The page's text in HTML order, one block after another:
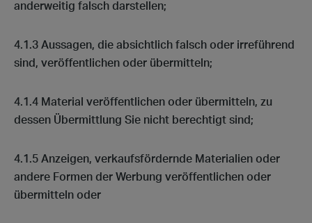
anderweitig falsch darstellen;
4.1.3 Aussagen, die absichtlich falsch oder irreführend
sind, veröffentlichen oder übermitteln;
4.1.4 Material veröffentlichen oder übermitteln, zu
dessen Übermittlung Sie nicht berechtigt sind;
4.1.5 Anzeigen, verkaufsfördernde Materialien oder
andere Formen der Werbung veröffentlichen oder
übermitteln oder